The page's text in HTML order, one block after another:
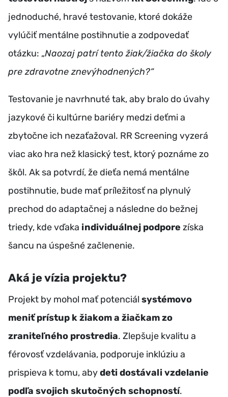
jednoduché, hravé testovanie, ktoré dokáže
vylúčiť mentálne postihnutie a zodpovedať
otázku: „Naozaj patrí tento žiak/žiačka do školy
pre zdravotne znevýhodnených?“
Testovanie je navrhnuté tak, aby bralo do úvahy
jazykové či kultúrne bariéry medzi deťmi a
zbytočne ich nezaťažoval. RR Screening vyzerá
viac ako hra než klasický test, ktorý poznáme zo
škôl. Ak sa potvrdí, že dieťa nemá mentálne
postihnutie, bude mať príležitosť na plynulý
prechod do adaptačnej a následne do bežnej
triedy, kde vďaka individuálnej podpore získa
šancu na úspešné začlenenie.
Aká je vízia projektu?
Projekt by mohol mať potenciál systémovo
meniť prístup k žiakom a žiačkam zo
zraniteľného prostredia. Zlepšuje kvalitu a
férovosť vzdelávania, podporuje inklúziu a
prispieva k tomu, abydeti dostávali vzdelanie
podľa svojich skutočných schopností.